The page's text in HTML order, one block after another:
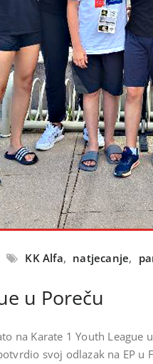
KK Alfa, natjecanje,
u Poreču
na Karate 1 Youth League
svoj odlazak na EP u